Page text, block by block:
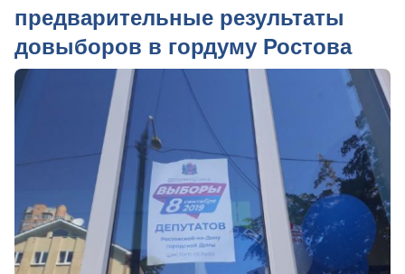
предварительные результаты
довыборов в гордуму Ростова